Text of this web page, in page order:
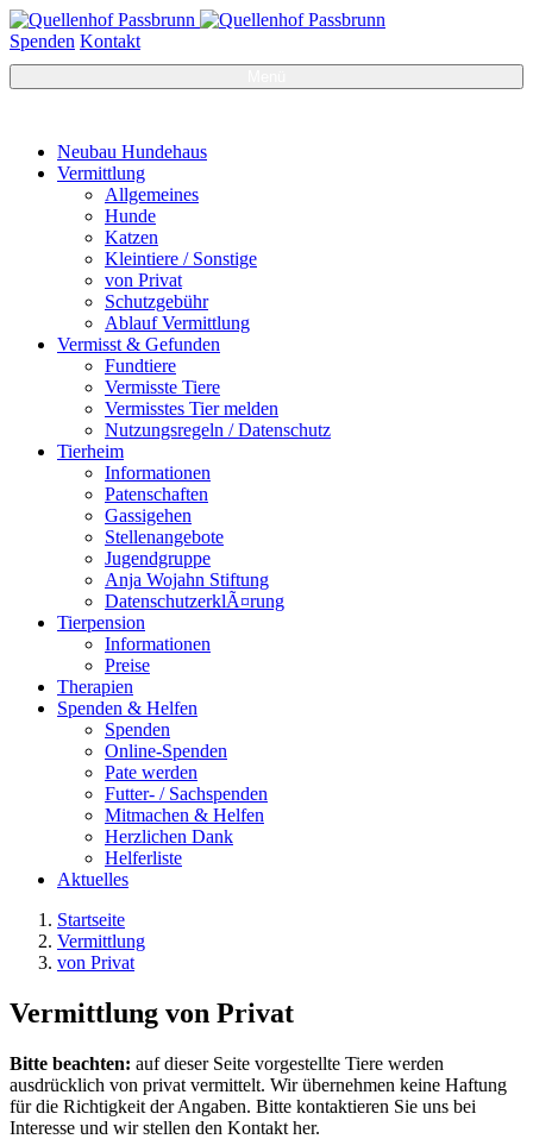
Spenden Kontakt
Neubau Hundehaus
Vermittlung
Allgemeines
Hunde
Katzen
Kleintiere / Sonstige
von Privat
Schutzgebühr
Ablauf Vermittlung
Vermisst & Gefunden
Fundtiere
Vermisste Tiere
Vermisstes Tier melden
Nutzungsregeln / Datenschutz
Tierheim
Informationen
Patenschaften
Gassigehen
Stellenangebote
Jugendgruppe
Anja Wojahn Stiftung
DatenschutzerklÃ¤rung
Tierpension
Informationen
Preise
Therapien
Spenden & Helfen
Spenden
Online-Spenden
Pate werden
Futter- / Sachspenden
Mitmachen & Helfen
Herzlichen Dank
Helferliste
Aktuelles
Startseite
Vermittlung
von Privat
Vermittlung von Privat
Bitte beachten: auf dieser Seite vorgestellte Tiere werden
ausdrücklich von privat vermittelt. Wir übernehmen keine Haftung
für die Richtigkeit der Angaben. Bitte kontaktieren Sie uns bei
Interesse und wir stellen den Kontakt her.